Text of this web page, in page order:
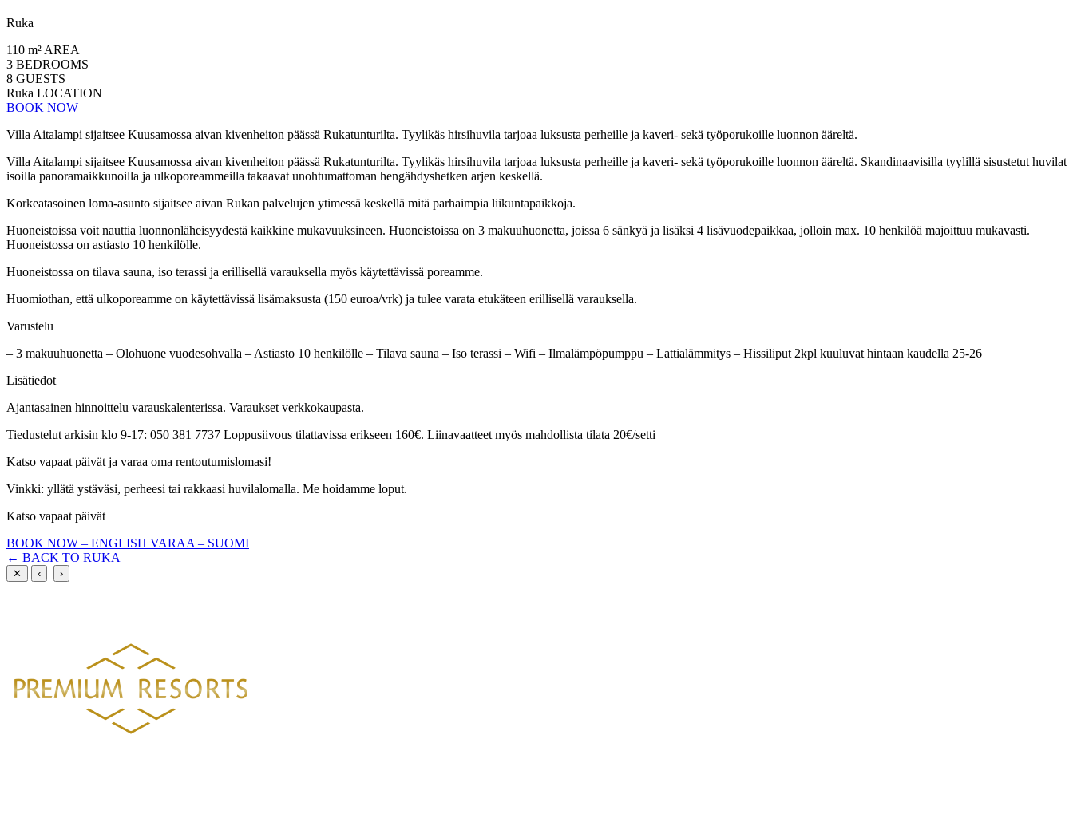
Ruka
110 m² AREA
3 BEDROOMS
8 GUESTS
Ruka LOCATION
BOOK NOW
Villa Aitalampi sijaitsee Kuusamossa aivan kivenheiton päässä Rukatunturilta. Tyylikäs hirsihuvila tarjoaa luksusta perheille ja kaveri- sekä työporukoille luonnon ääreltä.
Villa Aitalampi sijaitsee Kuusamossa aivan kivenheiton päässä Rukatunturilta. Tyylikäs hirsihuvila tarjoaa luksusta perheille ja kaveri- sekä työporukoille luonnon ääreltä. Skandinaavisilla tyylillä sisustetut huvilat
isoilla panoramaikkunoilla ja ulkoporeammeilla takaavat unohtumattoman hengähdyshetken arjen keskellä.
Korkeatasoinen loma-asunto sijaitsee aivan Rukan palvelujen ytimessä keskellä mitä parhaimpia liikuntapaikkoja.
Huoneistoissa voit nauttia luonnonläheisyydestä kaikkine mukavuuksineen. Huoneistoissa on 3 makuuhuonetta, joissa 6 sänkyä ja lisäksi 4 lisävuodepaikkaa, jolloin max. 10 henkilöä majoittuu mukavasti.
Huoneistossa on astiasto 10 henkilölle.
Huoneistossa on tilava sauna, iso terassi ja erillisellä varauksella myös käytettävissä poreamme.
Huomiothan, että ulkoporeamme on käytettävissä lisämaksusta (150 euroa/vrk) ja tulee varata etukäteen erillisellä varauksella.
Varustelu
– 3 makuuhuonetta – Olohuone vuodesohvalla – Astiasto 10 henkilölle – Tilava sauna – Iso terassi – Wifi – Ilmalämpöpumppu – Lattialämmitys – Hissiliput 2kpl kuuluvat hintaan kaudella 25-26
Lisätiedot
Ajantasainen hinnoittelu varauskalenterissa. Varaukset verkkokaupasta.
Tiedustelut arkisin klo 9-17: 050 381 7737 Loppusiivous tilattavissa erikseen 160€. Liinavaatteet myös mahdollista tilata 20€/setti
Katso vapaat päivät ja varaa oma rentoutumislomasi!
Vinkki: yllätä ystäväsi, perheesi tai rakkaasi huvilalomalla. Me hoidamme loput.
Katso vapaat päivät
BOOK NOW – ENGLISH VARAA – SUOMI
← BACK TO RUKA
✕ ‹ ›